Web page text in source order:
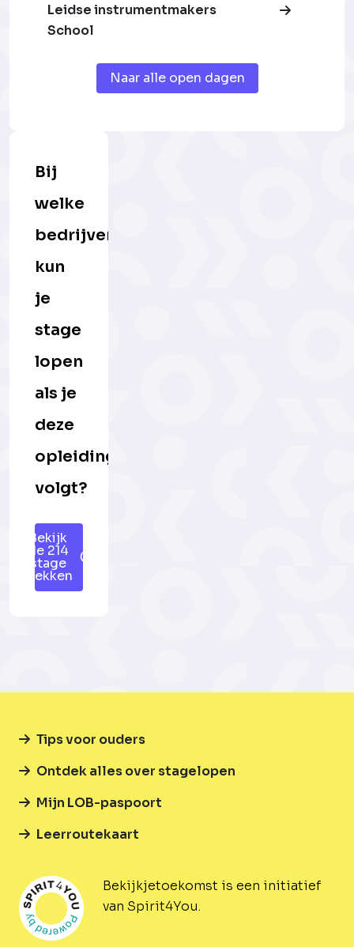
Leidse instrumentmakers
School
Naar alle open dagen
Bij
welke
bedrijven
kun
je
stage
lopen
als je
deze
opleiding
volgt?
Bekijk
de 214
stage
plekken
Bekijkjetoekomst is een initiatief
van Spirit4You.
Tips voor ouders
Ontdek alles over stagelopen
Mijn LOB-paspoort
Leerroutekaart